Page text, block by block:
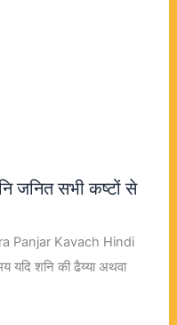
जनित सभी कष्टों से
Panjar Kavach Hindi
यदि शनि की ढैय्या अथवा